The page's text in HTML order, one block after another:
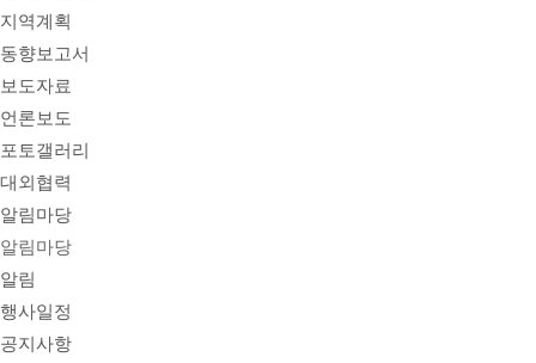
지역계획
동향보고서
보도자료
언론보도
포토갤러리
대외협력
알림마당
알림마당
알림
행사일정
공지사항